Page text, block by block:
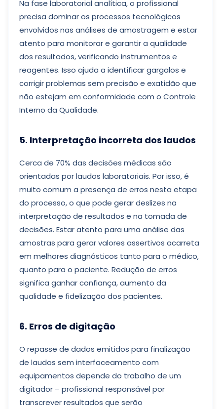
Na fase laboratorial analítica, o profissional
precisa dominar os processos tecnológicos
envolvidos nas análises de amostragem e estar
atento para monitorar e garantir a qualidade
dos resultados, verificando instrumentos e
reagentes. Isso ajuda a identificar gargalos e
corrigir problemas sem precisão e exatidão que
não estejam em conformidade com o Controle
Interno da Qualidade.
5. Interpretação incorreta dos laudos
Cerca de 70% das decisões médicas são
orientadas por laudos laboratoriais. Por isso, é
muito comum a presença de erros nesta etapa
do processo, o que pode gerar deslizes na
interpretação de resultados e na tomada de
decisões. Estar atento para uma análise das
amostras para gerar valores assertivos acarreta
em melhores diagnósticos tanto para o médico,
quanto para o paciente. Redução de erros
significa ganhar confiança, aumento da
qualidade e fidelização dos pacientes.
6. Erros de digitação
O repasse de dados emitidos para finalização
de laudos sem interfaceamento com
equipamentos depende do trabalho de um
digitador – profissional responsável por
transcrever resultados que serão